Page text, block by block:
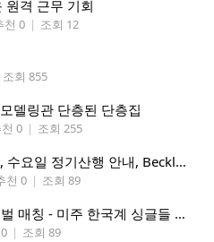
원격 근무 기회
천 0 | 조회 12
조회 855
델링관 단층된 단층집
0 | 조회 255
*시애틀 산악회, 8/12/2026, 수요일 정기산행 안내, Beckler Peak*
천 0 | 조회 89
Couple.net 1:1 50만쌍 글로벌 매칭 - 미주 한국계 싱글들 모이세요
| 조회 89